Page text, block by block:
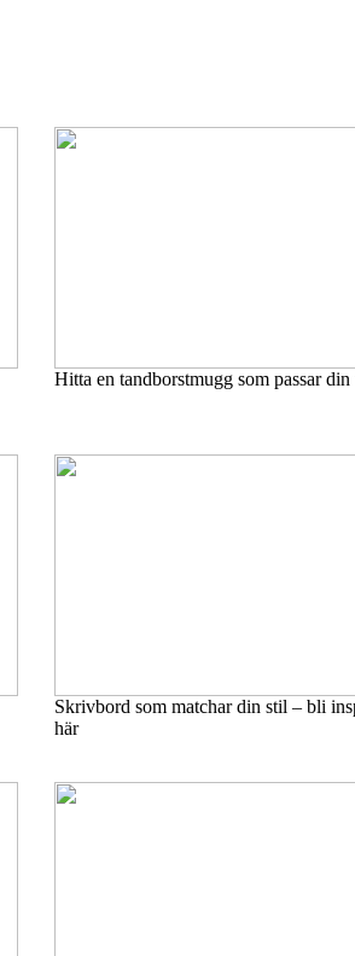
Hitta en tandborstmugg som passar din
Skrivbord som matchar din stil – bli
här